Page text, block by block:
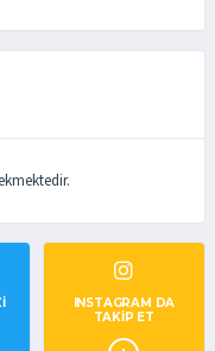
INSTAGRAM DA
TAKİP ET